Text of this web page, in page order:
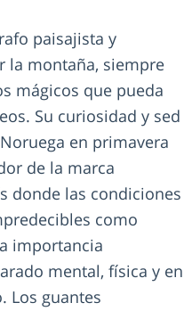
paisajista y
la montaña, siempre
mágicos que pueda
Su curiosidad y sed
en primavera
de la marca
donde las condiciones
como
importancia
mental, física y en
Los guantes